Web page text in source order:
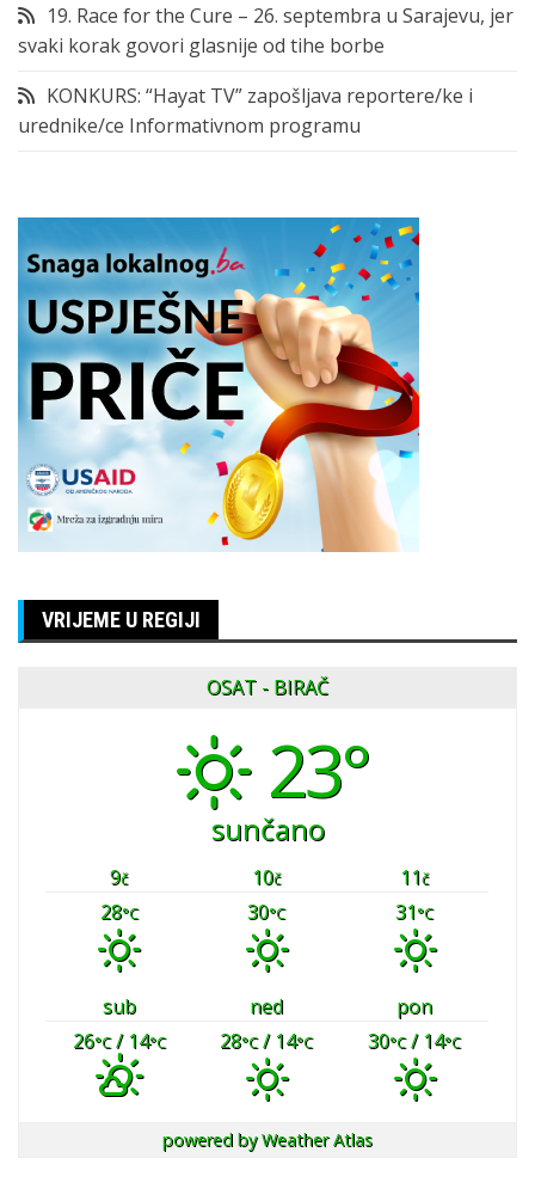
19. Race for the Cure – 26. septembra u Sarajevu, jer
svaki korak govori glasnije od tihe borbe
KONKURS: “Hayat TV” zapošljava reportere/ke i
urednike/ce Informativnom programu
VRIJEME U REGIJI
OSAT - BIRAČ
23°
sunčano
9č 10č 11č
28°C 30°C 31°C
sub ned
pon
26°C/ 14°C 28°C/ 14°C 30°C/ 14°C
powered byWeather Atlas